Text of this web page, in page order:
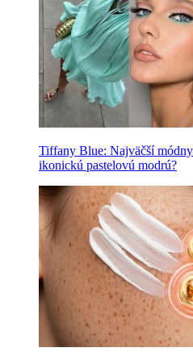
Tiffany Blue: Najväčší
ikonickú pastelovú modrú?